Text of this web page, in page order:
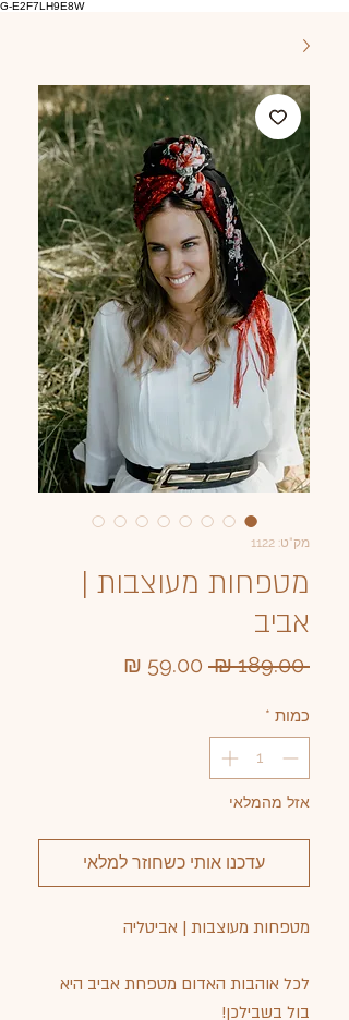
G-E2F7LH9E8W
מק"ט: 1122
מטפחות מעוצבות |
אביב
‏189.00 ‏₪
מחיר
כמות *
אזל מהמלאי
עדכנו אותי כשחוזר למלאי
מטפחות מעוצבות | אביטליה
לכל אוהבות האדום מטפחת אביב היא
בול בשבילכן!